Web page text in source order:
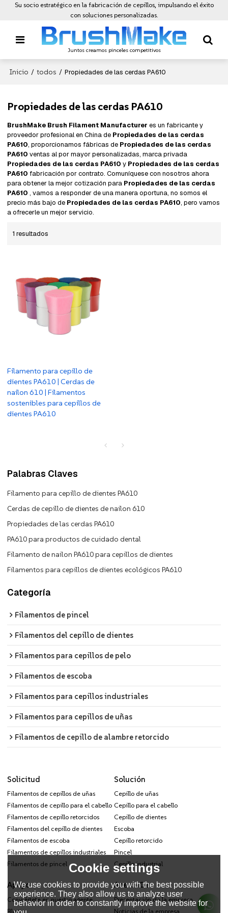
Su socio estratégico en la fabricación de cepillos, impulsando el éxito
con soluciones personalizadas.
Juntos creamos pinceles competitivos
Inicio / todos / Propiedades de las cerdas PA610
Propiedades de las cerdas PA610
BrushMake Brush Filament Manufacturer es un fabricante y
proveedor profesional en China de Propiedades de las cerdas
PA610, proporcionamos fábricas de Propiedades de las cerdas
PA610 ventas al por mayor personalizadas, marca privada
Propiedades de las cerdas PA610 y Propiedades de las cerdas
PA610 fabricación por contrato. Comuníquese con nosotros ahora
para obtener la mejor cotización para Propiedades de las cerdas
PA610 , vamos a responder de una manera oportuna, no somos el
precio más bajo de Propiedades de las cerdas PA610, pero vamos
a ofrecerle un mejor servicio.
1 resultados
Filamento para cepillo de
dientes PA610 | Cerdas de
nailon 610 | Filamentos
sostenibles para cepillos de
dientes PA610
Palabras Claves
Filamento para cepillo de dientes PA610
Cerdas de cepillo de dientes de nailon 610
Propiedades de las cerdas PA610
PA610 para productos de cuidado dental
Filamento de nailon PA610 para cepillos de dientes
Filamentos para cepillos de dientes ecológicos PA610
Categoría
Filamentos de pincel
Filamentos del cepillo de dientes
Filamentos para cepillos de pelo
Filamentos de escoba
Filamentos para cepillos industriales
Filamentos para cepillos de uñas
Filamentos de cepillo de alambre retorcido
Solicitud
Filamentos de cepillos de uñas
Filamentos de cepillo para el cabello
Filamentos de cepillo retorcidos
Filamentos del cepillo de dientes
Filamentos de escoba
Filamentos de cepillos industriales
Filamentos de pincel
Solución
Cepillo de uñas
Cepillo para el cabello
Cepillo de dientes
Escoba
Cepillo retorcido
Pincel
Cepillo industrial
Apoyo
Conviértete en nuestro agente
Blogs
Acerca De
Presentación de la empresa
Noticias de la empresa
Cookie settings
We use cookies to provide you with the best possible
experience. They also allow us to analyze user
behavior in order to constantly improve the website for